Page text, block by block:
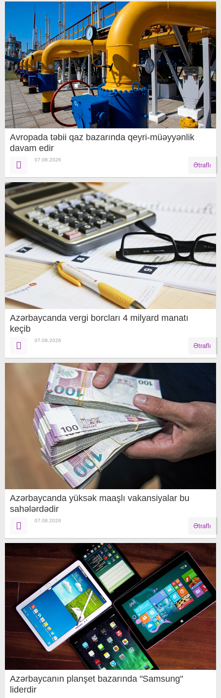
Avropada təbii qaz bazarında qeyri-müəyyənlik
davam edir
07.08.2026
Ətraflı
Azərbaycanda vergi borcları 4 milyard manatı
keçib
07.08.2026
Ətraflı
Azərbaycanda yüksək maaşlı vakansiyalar bu
sahələrdədir
07.08.2026
Ətraflı
Azərbaycanın planşet bazarında "Samsung"
liderdir